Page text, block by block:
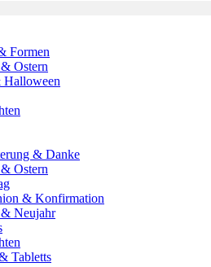
Formen
Ostern
Halloween
& Danke
Ostern
& Konfirmation
Neujahr
Tabletts